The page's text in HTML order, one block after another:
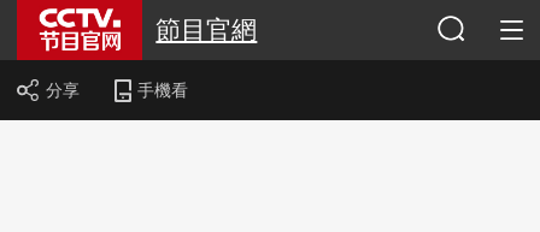
節目官網
分享 手機看